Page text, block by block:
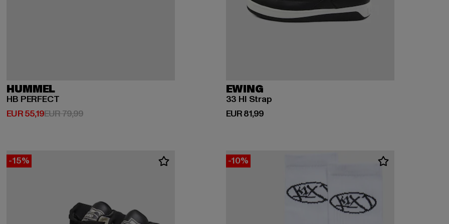
HUMMEL
HB PERFECT
EUR 55,19
Huidige prijs: EUR 55,19
EUR 79,99Actieprijs: EUR 79,99
EWING
33 HI Strap
EUR 81,99
Huidige prijs: EUR 81,99
-15% -10%